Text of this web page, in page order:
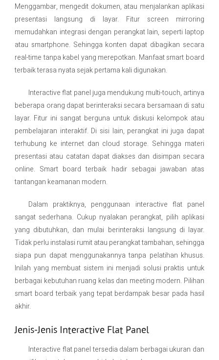
Menggambar, mengedit dokumen, atau menjalankan aplikasi
presentasi langsung di layar. Fitur screen mirroring
memudahkan integrasi dengan perangkat lain, seperti laptop
atau smartphone. Sehingga konten dapat dibagikan secara
real-time tanpa kabel yang merepotkan. Manfaat smart board
terbaik terasa nyata sejak pertama kali digunakan.
Interactive flat panel juga mendukung multi-touch, artinya
beberapa orang dapat berinteraksi secara bersamaan di satu
layar. Fitur ini sangat berguna untuk diskusi kelompok atau
pembelajaran interaktif. Di sisi lain, perangkat ini juga dapat
terhubung ke internet dan cloud storage. Sehingga materi
presentasi atau catatan dapat diakses dan disimpan secara
online. Smart board terbaik hadir sebagai jawaban atas
tantangan keamanan modern.
Dalam praktiknya, penggunaan interactive flat panel
sangat sederhana. Cukup nyalakan perangkat, pilih aplikasi
yang dibutuhkan, dan mulai berinteraksi langsung di layar.
Tidak perlu instalasi rumit atau perangkat tambahan, sehingga
siapa pun dapat menggunakannya tanpa pelatihan khusus.
Inilah yang membuat sistem ini menjadi solusi praktis untuk
berbagai kebutuhan ruang kelas dan meeting modern. Pilihan
smart board terbaik yang tepat berdampak besar pada hasil
akhir.
Jenis-Jenis Interactive Flat Panel
Interactive flat panel tersedia dalam berbagai ukuran dan